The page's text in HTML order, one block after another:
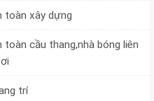
toàn xây dựng
toàn cầu thang,nhà bóng liên
trí